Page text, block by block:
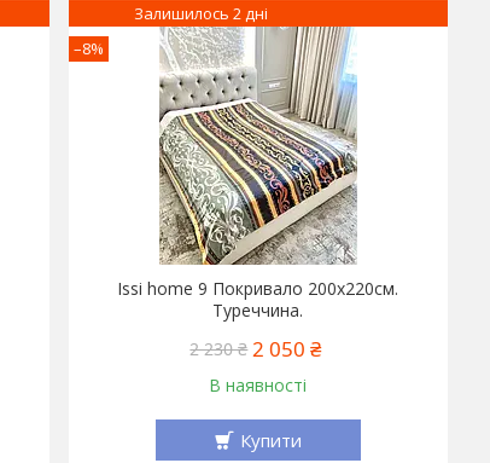
–8%
Залишилось 2 дні
Issi home 9 Покривало 200x220см.
Туреччина.
2 230 ₴ 2 050 ₴
В наявності
Купити